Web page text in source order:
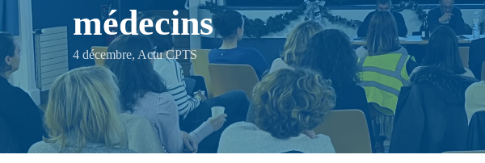
médecins
4 décembre, Actu CPTS